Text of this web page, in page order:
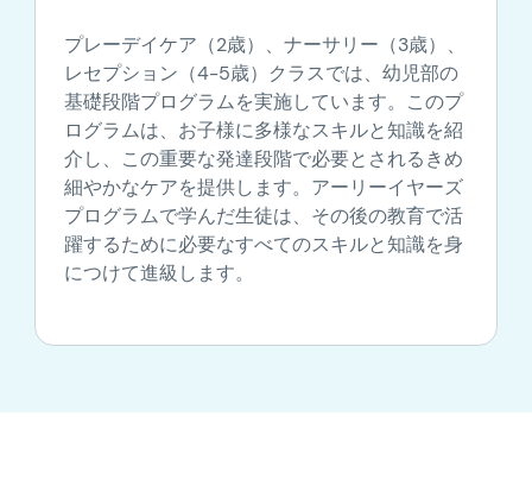
プレーデイケア（2歳）、ナーサリー（3歳）、
レセプション（4-5歳）クラスでは、幼児部の
基礎段階プログラムを実施しています。このプ
ログラムは、お子様に多様なスキルと知識を紹
介し、この重要な発達段階で必要とされるきめ
細やかなケアを提供します。アーリーイヤーズ
プログラムで学んだ生徒は、その後の教育で活
躍するために必要なすべてのスキルと知識を身
につけて進級します。